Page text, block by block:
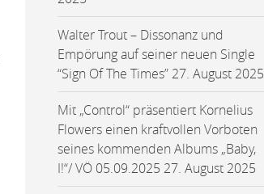
Walter Trout – Dissonanz und
Empörung auf seiner neuen Single
“Sign Of The Times” 27. August 2025
Mit „Control“ präsentiert Kornelius
Flowers einen kraftvollen Vorboten
seines kommenden Albums „Baby,
I!“/ VÖ 05.09.2025 27. August 2025